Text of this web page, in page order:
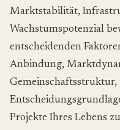
Marktstabilität,
Wachstumspotenzial
entscheidenden
Anbindung,
Gemeinschaftsstruktur,
Projekte Ihres Lebens